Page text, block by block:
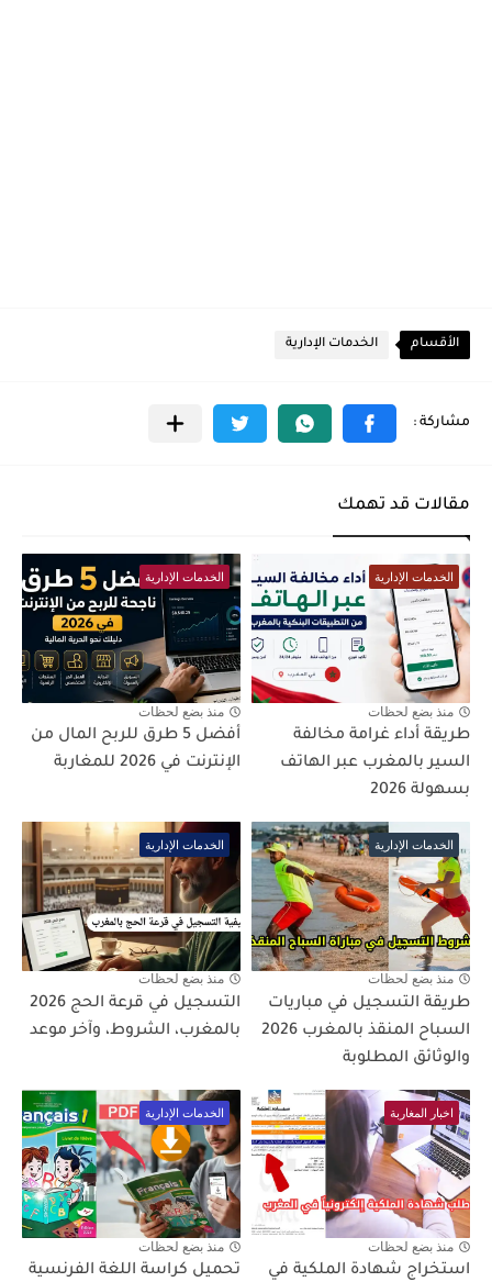
الأقسام الخدمات الإدارية
مقالات قد تهمك
الخدمات الإدارية
منذ بضع لحظات
طريقة أداء غرامة مخالفة
السير بالمغرب عبر الهاتف
بسهولة 2026
الخدمات الإدارية
منذ بضع لحظات
أفضل 5 طرق للربح المال من
الإنترنت في 2026 للمغاربة
الخدمات الإدارية
منذ بضع لحظات
طريقة التسجيل في مباريات
السباح المنقذ بالمغرب 2026
والوثائق المطلوبة
الخدمات الإدارية
منذ بضع لحظات
التسجيل في قرعة الحج 2026
بالمغرب، الشروط، وآخر موعد
اخبار المغاربة
منذ بضع لحظات
استخراج شهادة الملكية في
الخدمات الإدارية
منذ بضع لحظات
تحميل كراسة اللغة الفرنسية